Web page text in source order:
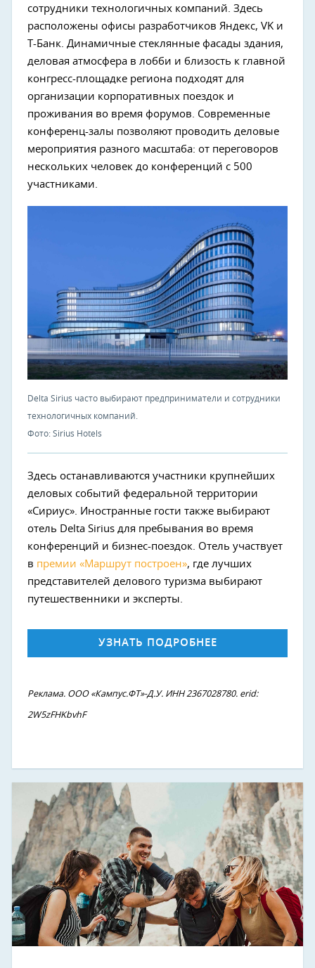
сотрудники технологичных компаний. Здесь
расположены офисы разработчиков Яндекс, VK и
Т-Банк. Динамичные стеклянные фасады здания,
деловая атмосфера в лобби и близость к главной
конгресс-площадке региона подходят для
организации корпоративных поездок и
проживания во время форумов. Современные
конференц-залы позволяют проводить деловые
мероприятия разного масштаба: от переговоров
нескольких человек до конференций с 500
участниками.
Delta Sirius часто выбирают предприниматели и сотрудники
технологичных компаний.
Фото: Sirius Hotels
Здесь останавливаются участники крупнейших
деловых событий федеральной территории
«Сириус». Иностранные гости также выбирают
отель Delta Sirius для пребывания во время
конференций и бизнес-поездок. Отель участвует
в премии «Маршрут построен», где лучших
представителей делового туризма выбирают
путешественники и эксперты.
УЗНАТЬ ПОДРОБНЕЕ
Реклама. ООО «Кампус.ФТ»-Д.У. ИНН 2367028780. erid:
2W5zFHKbvhF